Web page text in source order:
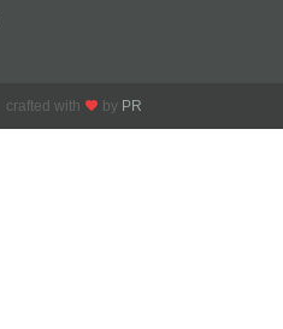
crafted with by PR